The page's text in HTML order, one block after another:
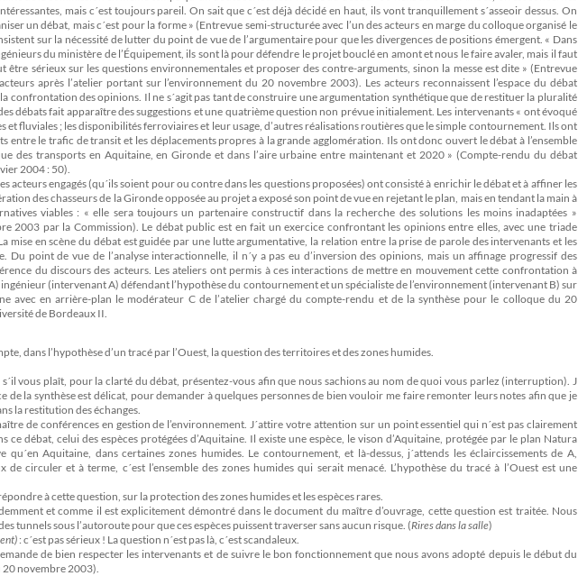
mais c´est toujours pareil. On sait que c´est déjà décidé en haut, ils vont tranquillement s´asseoir dessus. On
un débat, mais c´est pour la forme » (Entrevue semi-structurée avec l’un des acteurs en marge du colloque organisé le
sur la nécessité de lutter du point de vue de l’argumentaire pour que les divergences de positions émergent. « Dans
du ministère de l’Équipement, ils sont là pour défendre le projet bouclé en amont et nous le faire avaler, mais il faut
être sérieux sur les questions environnementales et proposer des contre-arguments, sinon la messe est dite » (Entrevue
après l’atelier portant sur l’environnement du 20 novembre 2003). Les acteurs reconnaissent l’espace du débat
confrontation des opinions. Il ne s´agit pas tant de construire une argumentation synthétique que de restituer la pluralité
débats fait apparaître des suggestions et une quatrième question non prévue initialement. Les intervenants « ont évoqué
et fluviales ; les disponibilités ferroviaires et leur usage, d’autres réalisations routières que le simple contournement. Ils ont
entre le trafic de transit et les déplacements propres à la grande agglomération. Ils ont donc ouvert le débat à l’ensemble
des transports en Aquitaine, en Gironde et dans l’aire urbaine entre maintenant et 2020 » (Compte-rendu du débat
2004 : 50).
acteurs engagés (qu´ils soient pour ou contre dans les questions proposées) ont consisté à enrichir le débat et à affiner les
des chasseurs de la Gironde opposée au projet a exposé son point de vue en rejetant le plan, mais en tendant la main à
viables : « elle sera toujours un partenaire constructif dans la recherche des solutions les moins inadaptées »
2003 par la Commission). Le débat public est en fait un exercice confrontant les opinions entre elles, avec une triade
mise en scène du débat est guidée par une lutte argumentative, la relation entre la prise de parole des intervenants et les
Du point de vue de l’analyse interactionnelle, il n´y a pas eu d’inversion des opinions, mais un affinage progressif des
du discours des acteurs. Les ateliers ont permis à ces interactions de mettre en mouvement cette confrontation à
ingénieur (intervenant A) défendant l’hypothèse du contournement et un spécialiste de l’environnement (intervenant B) sur
avec en arrière-plan le modérateur C de l’atelier chargé du compte-rendu et de la synthèse pour le colloque du 20
de Bordeaux II.
dans l’hypothèse d’un tracé par l’Ouest, la question des territoires et des zones humides.
vous plaît, pour la clarté du débat, présentez-vous afin que nous sachions au nom de quoi vous parlez (interruption). J
de la synthèse est délicat, pour demander à quelques personnes de bien vouloir me faire remonter leurs notes afin que je
la restitution des échanges.
de conférences en gestion de l’environnement. J´attire votre attention sur un point essentiel qui n´est pas clairement
ce débat, celui des espèces protégées d’Aquitaine. Il existe une espèce, le vison d’Aquitaine, protégée par le plan Natura
qu´en Aquitaine, dans certaines zones humides. Le contournement, et là-dessus, j´attends les éclaircissements de A,
de circuler et à terme, c´est l’ensemble des zones humides qui serait menacé. L’hypothèse du tracé à l’Ouest est une
à cette question, sur la protection des zones humides et les espèces rares.
et comme il est explicitement démontré dans le document du maître d’ouvrage, cette question est traitée. Nous
tunnels sous l’autoroute pour que ces espèces puissent traverser sans aucun risque. (Rires dans la salle)
: c´est pas sérieux ! La question n´est pas là, c´est scandaleux.
de bien respecter les intervenants et de suivre le bon fonctionnement que nous avons adopté depuis le début du
novembre 2003).